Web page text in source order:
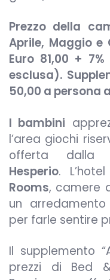
Prezzo della
Aprile, Maggio e
Euro 81,00 +
esclusa).
50,00 a persona
I bambini
l’area giochi
offerta dalla
Hesperio.
Rooms, camere
un
per farle sentire
Il supplemento
prezzi di Bed